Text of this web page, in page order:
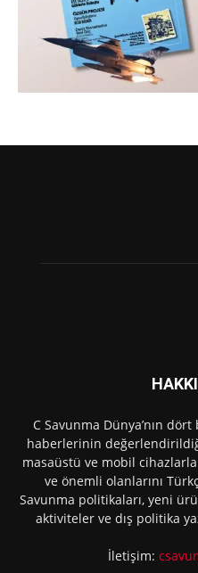
C Savunma Dünya’nın
haberlerinin
masaüstü ve mobil
ve önemli olanlarını
Savunma politikaları, yeni
aktiviteler ve dış politika
İletişim: